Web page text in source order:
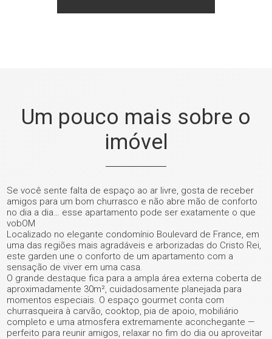
+ 28
Um pouco mais sobre o
imóvel
Se você sente falta de espaço ao ar livre, gosta de receber
amigos para um bom churrasco e não abre mão de conforto
no dia a dia… esse apartamento pode ser exatamente o que
vobOM
Localizado no elegante condomínio Boulevard de France, em
uma das regiões mais agradáveis e arborizadas do Cristo Rei,
este garden une o conforto de um apartamento com a
sensação de viver em uma casa.
O grande destaque fica para a ampla área externa coberta de
aproximadamente 30m², cuidadosamente planejada para
momentos especiais. O espaço gourmet conta com
churrasqueira à carvão, cooktop, pia de apoio, mobiliário
completo e uma atmosfera extremamente aconchegante —
perfeito para reunir amigos, relaxar no fim do dia ou aproveitar